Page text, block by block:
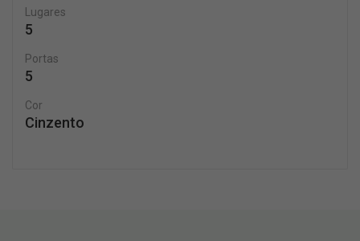
Lugares
5
Portas
5
Cor
Cinzento